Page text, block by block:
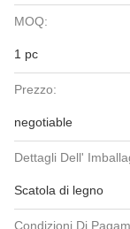
MOQ:
1 pc
Prezzo:
negotiable
Dettagli Dell'
Scatola di legno
Condizioni Di